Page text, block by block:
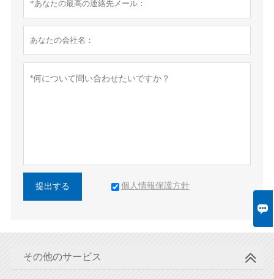

提出する 個人情報保護方針
その他のサービス